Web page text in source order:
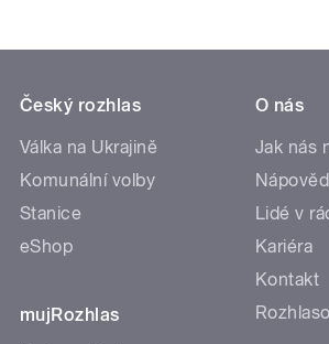
Český rozhlas
Válka na Ukrajině
Komunální volby
Stanice
eShop
mujRozhlas
O nás
Jak nás
Lidé v
Kariéra
Kontakt